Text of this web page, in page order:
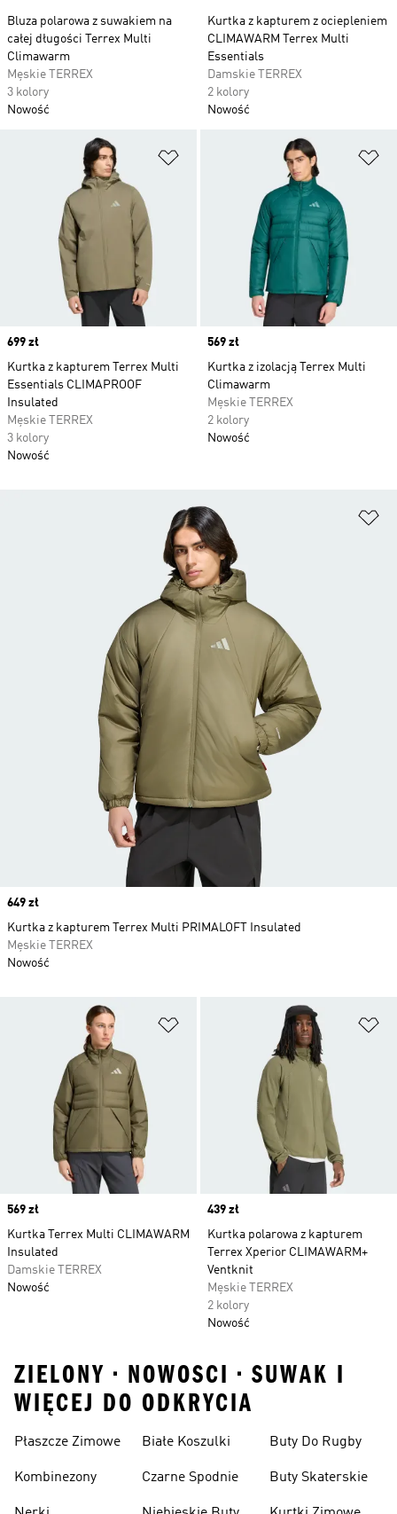
Bluza polarowa z suwakiem na
całej długości Terrex Multi
Climawarm
Męskie TERREX
3 kolory
Nowość
Kurtka z kapturem z ociepleniem
CLIMAWARM Terrex Multi
Essentials
Damskie TERREX
2 kolory
Nowość
Dodaj do listy życzeń
Price
699 zł
Kurtka z kapturem Terrex Multi
Essentials CLIMAPROOF
Insulated
Męskie TERREX
3 kolory
Nowość
Price
569 zł
Kurtka z izolacją Terrex Multi
Climawarm
Męskie TERREX
2 kolory
Nowość
Dodaj do listy życzeń
Price
569 zł
Kurtka Terrex Multi CLIMAWARM
Insulated
Damskie TERREX
Nowość
Price
439 zł
Kurtka polarowa z kapturem
Terrex Xperior CLIMAWARM+
Ventknit
Męskie TERREX
2 kolory
Nowość
Price
649 zł
Kurtka z kapturem Terrex Multi PRIMALOFT Insulated
Męskie TERREX
Nowość
ZIELONY • NOWOSCI • SUWAK I
WIĘCEJ DO ODKRYCIA
Płaszcze Zimowe
Kombinezony
Białe Koszulki
Czarne Spodnie
Buty Do Rugby
Buty Skaterskie